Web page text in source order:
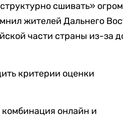
сшивать»
жителей Дальнего
части страны из-за
критерии оценки
онлайн и